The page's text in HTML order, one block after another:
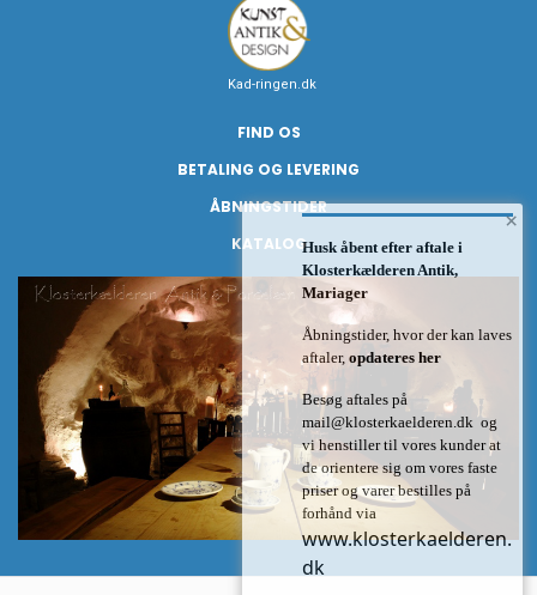
Kad-ringen.dk
FIND OS
BETALING OG LEVERING
ÅBNINGSTIDER
KATALOG
×
Husk åbent efter aftale i
Klosterkælderen Antik,
Mariager
Åbningstider, hvor der kan laves
aftaler, opdateres her
Besøg aftales på
mail@klosterkaelderen.dk og
vi henstiller til vores kunder at
de orientere sig om vores faste
priser og varer bestilles på
forhånd via
www.klosterkaelderen.
dk